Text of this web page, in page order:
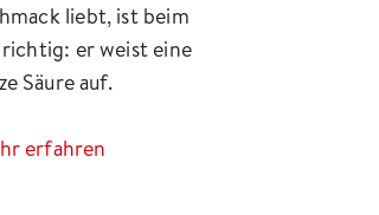
liebt, ist beim
richtig: er weist eine
Säure auf.
erfahren